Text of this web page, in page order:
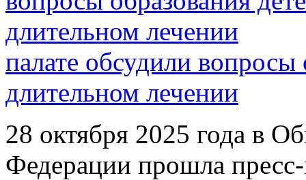
палате обсудили вопросы
длительном лечении
28 октября 2025 года в
Федерации прошла